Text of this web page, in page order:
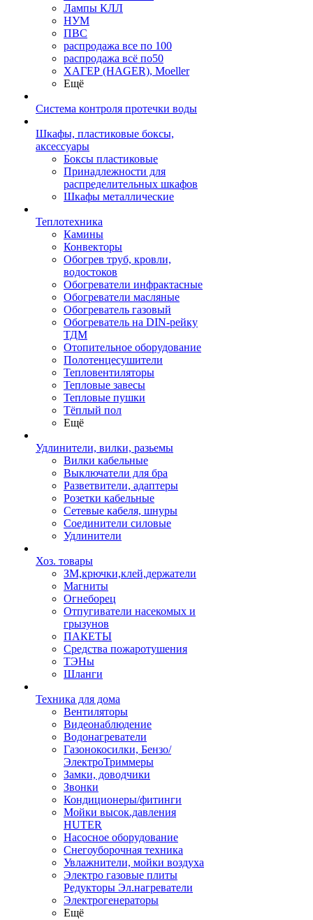
Лампы КЛЛ
НУМ
ПВС
распродажа все по 100
распродажа всё по50
ХАГЕР (HAGER), Moeller
Ещё
Система контроля протечки воды
Шкафы, пластиковые боксы,
аксессуары
Боксы пластиковые
Принадлежности для
распределительных шкафов
Шкафы металлические
Теплотехника
Камины
Конвекторы
Обогрев труб, кровли,
водостоков
Обогреватели инфрактасные
Обогреватели масляные
Обогреватель газовый
Обогреватель на DIN-рейку
ТДМ
Отопительное оборудование
Полотенцесушители
Тепловентиляторы
Тепловые завесы
Тепловые пушки
Тёплый пол
Ещё
Удлинители, вилки, разьемы
Вилки кабельные
Выключатели для бра
Разветвители, адаптеры
Розетки кабельные
Сетевые кабеля, шнуры
Соединители силовые
Удлинители
Хоз. товары
ЗМ,крючки,клей,держатели
Магниты
Огнеборец
Отпугиватели насекомых и
грызунов
ПАКЕТЫ
Средства пожаротушения
ТЭНы
Шланги
Техника для дома
Вентиляторы
Видеонаблюдение
Водонагреватели
Газонокосилки, Бензо/
ЭлектроТриммеры
Замки, доводчики
Звонки
Кондиционеры/фитинги
Мойки высок.давления
HUTER
Насосное оборудование
Снегоуборочная техника
Увлажнители, мойки воздуха
Электро газовые плиты
Редукторы Эл.нагреватели
Электрогенераторы
Ещё